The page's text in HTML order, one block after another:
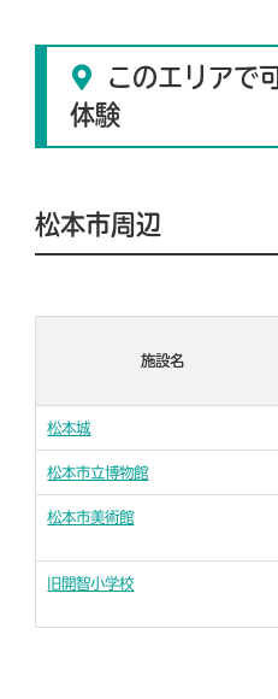
このエリアで
体験
松本市周辺
施設名
松本城
松本市立博物館
松本市美術館
旧開智小学校